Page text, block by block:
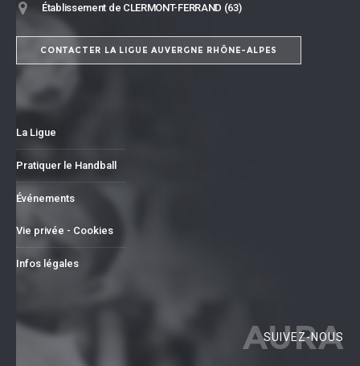
Établissement de CLERMONT-FERRAND (63)
CONTACTER LA LIGUE AUVERGNE RHÔNE-ALPES
La Ligue
Pratiquer le Handball
Événements
Vie privée - Cookies
Infos légales
AURA
SUIVEZ-NOUS